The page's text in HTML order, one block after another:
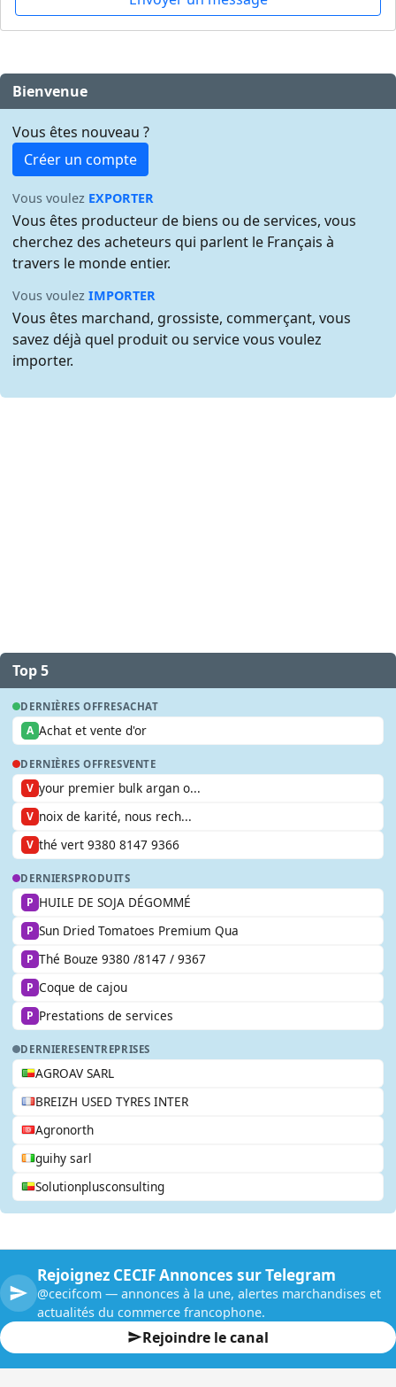
Bienvenue
Vous êtes nouveau ?
Créer un compte
Vous voulez EXPORTER
Vous êtes producteur de biens ou de services, vous
cherchez des acheteurs qui parlent le Français à
travers le monde entier.
Vous voulezIMPORTER
Vous êtes marchand, grossiste, commerçant, vous
savez déjà quel produit ou service vous voulez
importer.
Top 5
DERNIÈRES OFFRESACHAT
A Achat et vente d'or
DERNIÈRES OFFRESVENTE
V your premier bulk argan o...
V noix de karité, nous rech...
V thé vert 9380 8147 9366
DERNIERSPRODUITS
P HUILE DE SOJA DÉGOMMÉ
P Sun Dried Tomatoes Premium Qua
P Thé Bouze 9380 /8147 / 9367
P Coque de cajou
P Prestations de services
DERNIERESENTREPRISES
AGROAV SARL
BREIZH USED TYRES INTER
Agronorth
guihy sarl
Solutionplusconsulting
Rejoignez CECIF Annonces sur Telegram
@cecifcom — annonces à la une, alertes marchandises et
actualités du commerce francophone.
Rejoindre le canal